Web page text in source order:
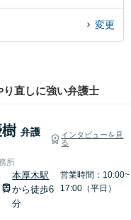
変更
直しに強い弁護士
弁護
インタビューを見
る
所
本厚木駅
から徒歩6
分
営業時間：10:00~
17:00（平日）